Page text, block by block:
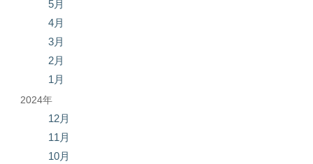
5月
4月
3月
2月
1月
2024年
12月
11月
10月